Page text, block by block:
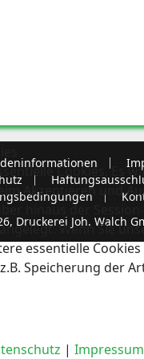
Druckerei Joh. Walch
Cookies. Es
Akzeptieren und
hinaus der Session-
Wenn Sie
essentielle
Speicherung der
| Impressum